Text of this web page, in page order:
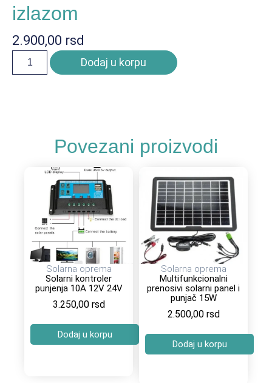
izlazom
2.900,00 rsd
Dodaj u korpu
Povezani proizvodi
Solarna oprema
Solarni kontroler
punjenja 10A 12V 24V
3.250,00 rsd
Dodaj u korpu
Solarna oprema
Multifunkcionalni
prenosivi solarni panel i
punjač 15W
2.500,00 rsd
Dodaj u korpu